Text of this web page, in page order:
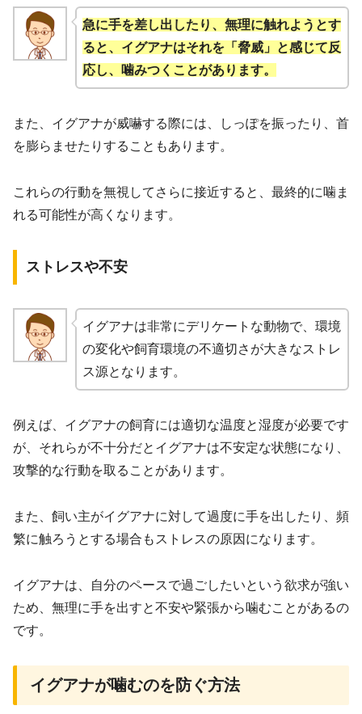
急に手を差し出したり、無理に触れようとす
ると、イグアナはそれを「脅威」と感じて反
応し、噛みつくことがあります。
また、イグアナが威嚇する際には、しっぽを振ったり、首
を膨らませたりすることもあります。
これらの行動を無視してさらに接近すると、最終的に噛ま
れる可能性が高くなります。
ストレスや不安
イグアナは非常にデリケートな動物で、環境
の変化や飼育環境の不適切さが大きなストレ
ス源となります。
例えば、イグアナの飼育には適切な温度と湿度が必要です
が、それらが不十分だとイグアナは不安定な状態になり、
攻撃的な行動を取ることがあります。
また、飼い主がイグアナに対して過度に手を出したり、頻
繁に触ろうとする場合もストレスの原因になります。
イグアナは、自分のペースで過ごしたいという欲求が強い
ため、無理に手を出すと不安や緊張から噛むことがあるの
です。
イグアナが噛むのを防ぐ方法